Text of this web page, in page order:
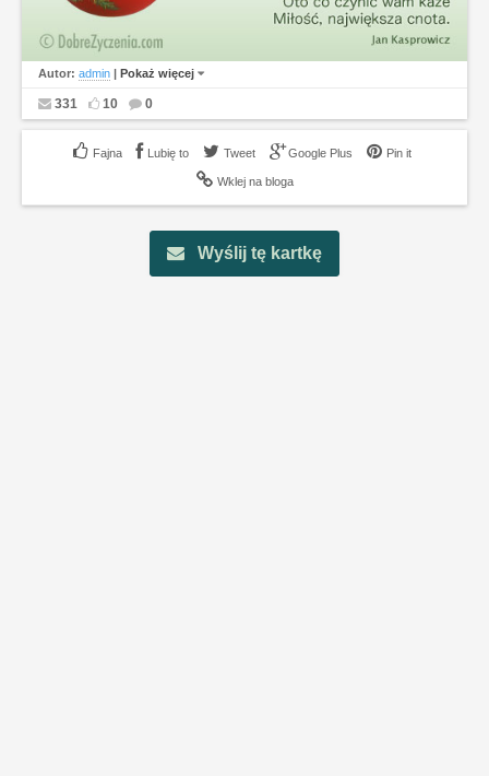
Autor: admin | Pokaż więcej
331 10 0
Lubię to Tweet Google Plus Pin it
Wklej na bloga
Wyślij tę kartkę